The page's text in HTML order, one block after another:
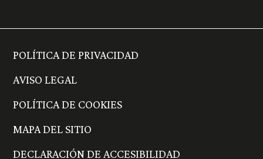
POLÍTICA DE PRIVACIDAD
AVISO LEGAL
POLÍTICA DE COOKIES
MAPA DEL SITIO
DECLARACIÓN DE ACCESIBILIDAD